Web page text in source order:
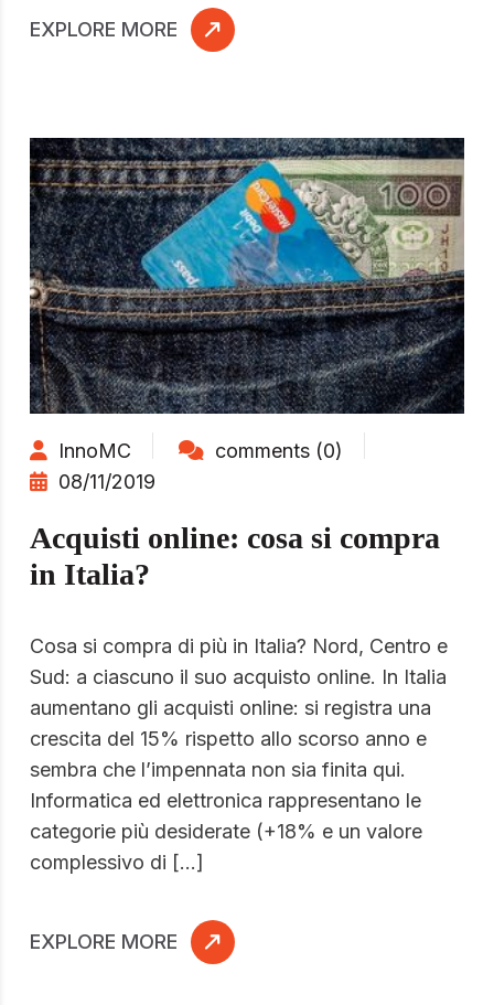
EXPLORE MORE
InnoMC
comments (0)
08/11/2019
Acquisti online: cosa si compra
in Italia?
Cosa si compra di più in Italia? Nord, Centro e
Sud: a ciascuno il suo acquisto online. In Italia
aumentano gli acquisti online: si registra una
crescita del 15% rispetto allo scorso anno e
sembra che l’impennata non sia finita qui.
Informatica ed elettronica rappresentano le
categorie più desiderate (+18% e un valore
complessivo di […]
EXPLORE MORE